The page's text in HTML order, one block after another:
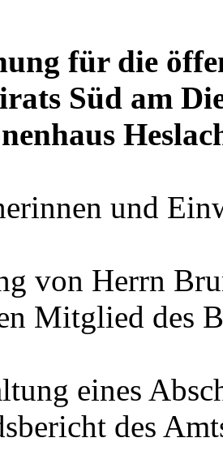
für die
Süd am
und
von Herrn
Mitglied des
eines
des